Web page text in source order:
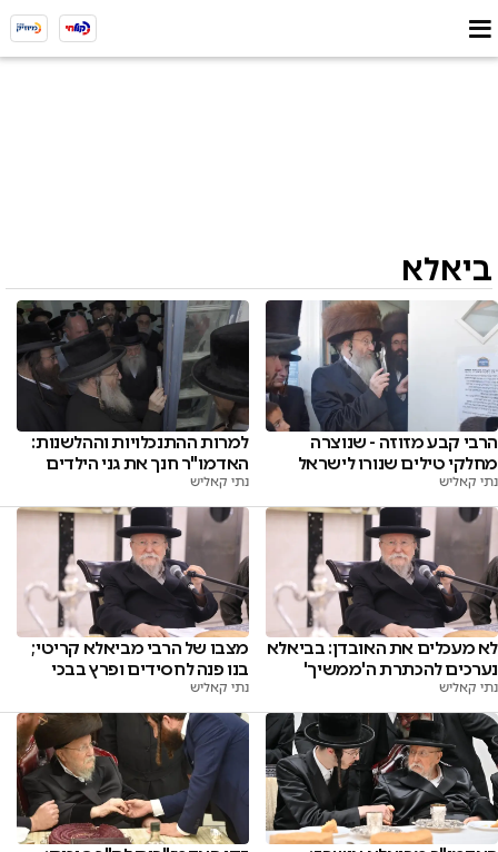
ביאלא
הרבי קבע מזוזה - שנוצרה
מחלקי טילים שנורו לישראל
נתי קאליש
למרות ההתנכלויות וההלשנות:
האדמו"ר חנך את גני הילדים
נתי קאליש
לא מעכלים את האובדן: בביאלא
נערכים להכתרת ה'ממשיך'
נתי קאליש
מצבו של הרבי מביאלא קריטי;
בנו פנה לחסידים ופרץ בבכי
נתי קאליש